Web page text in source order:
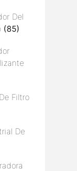
Del
(85)
Filtro
De